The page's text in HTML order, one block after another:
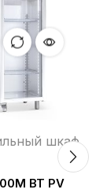
шкаф
BT PV